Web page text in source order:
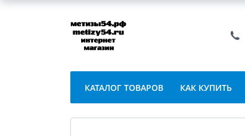
КАТАЛОГ ТОВАРОВ КАК КУПИТЬ